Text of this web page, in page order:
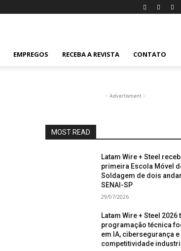
EMPREGOS RECEBA A REVISTA CONTATO
- Advertisment -
MOST READ
Latam Wire + Steel
primeira Escola Móvel
Soldagem de dois
SENAI-SP
29/07/2026
Latam Wire + Steel 2026
programação técnica
em IA, cibersegurança e
competitividade